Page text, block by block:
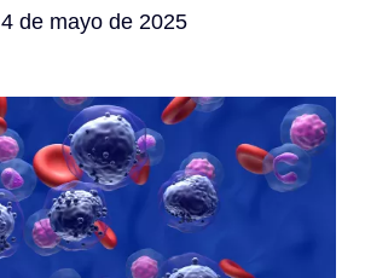
4 de mayo de 2025